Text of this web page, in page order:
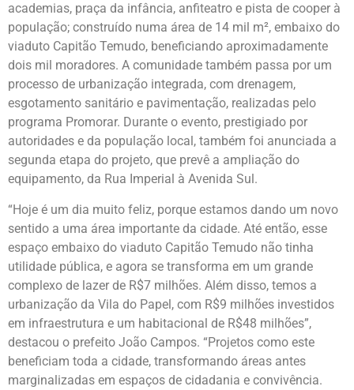
academias, praça da infância, anfiteatro e pista de cooper à
população; construído numa área de 14 mil m², embaixo do
viaduto Capitão Temudo, beneficiando aproximadamente
dois mil moradores. A comunidade também passa por um
processo de urbanização integrada, com drenagem,
esgotamento sanitário e pavimentação, realizadas pelo
programa Promorar. Durante o evento, prestigiado por
autoridades e da população local, também foi anunciada a
segunda etapa do projeto, que prevê a ampliação do
equipamento, da Rua Imperial à Avenida Sul.
“Hoje é um dia muito feliz, porque estamos dando um novo
sentido a uma área importante da cidade. Até então, esse
espaço embaixo do viaduto Capitão Temudo não tinha
utilidade pública, e agora se transforma em um grande
complexo de lazer de R$7 milhões. Além disso, temos a
urbanização da Vila do Papel, com R$9 milhões investidos
em infraestrutura e um habitacional de R$48 milhões”,
destacou o prefeito João Campos. “Projetos como este
beneficiam toda a cidade, transformando áreas antes
marginalizadas em espaços de cidadania e convivência.